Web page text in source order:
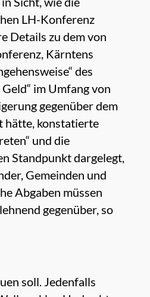
LH-Konferenz
Details zu dem von
Kärntens
des
im Umfang von
gegenüber dem
hätte, konstatierte
und die
Standpunkt dargelegt,
Gemeinden und
Abgaben müssen
gegenüber, so
soll. Jedenfalls